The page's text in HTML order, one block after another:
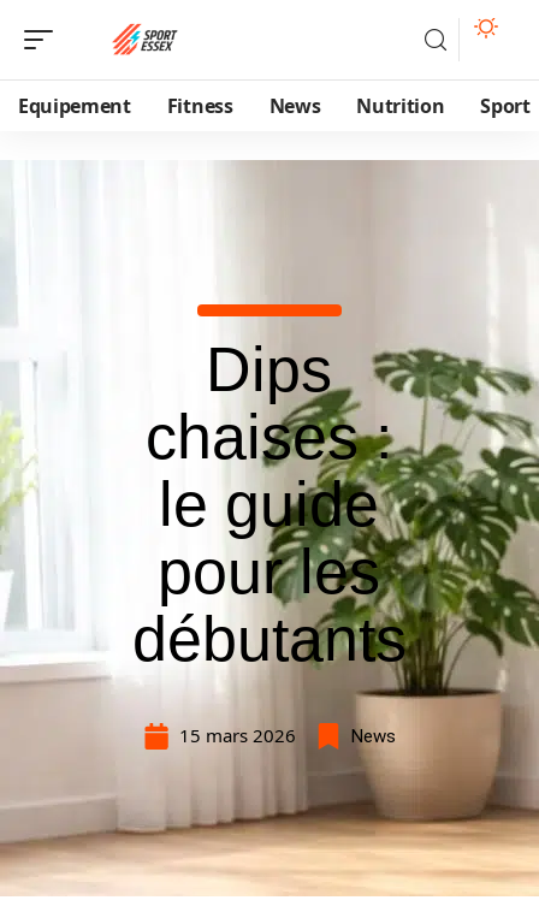
Equipement Fitness News Nutrition Sport
Dips
chaises :
le guide
pour les
débutants
15 mars 2026 News